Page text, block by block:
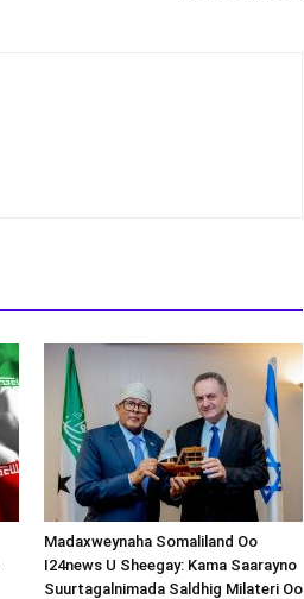
Madaxweynaha Somaliland Oo
I24news U Sheegay: Kama Saarayno
Suurtagalnimada Saldhig Milateri Oo